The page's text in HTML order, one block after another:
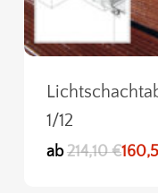
1/12
ab 214,10€